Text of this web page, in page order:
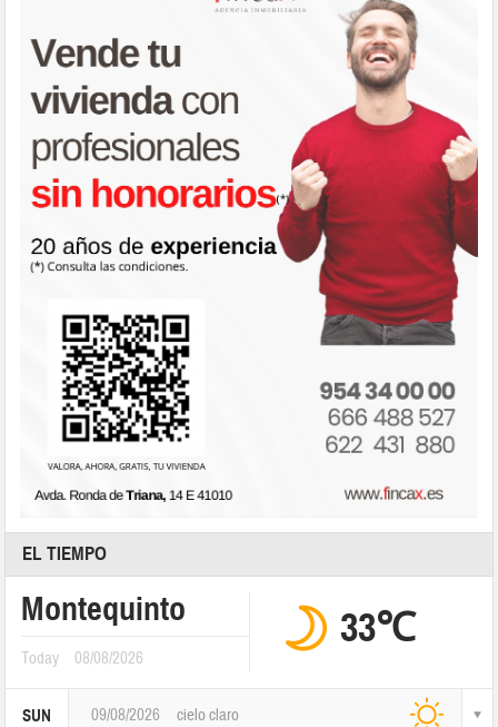
EL TIEMPO
Montequinto
Today 08/08/2026
33℃
SUN 09/08/2026 cielo claro